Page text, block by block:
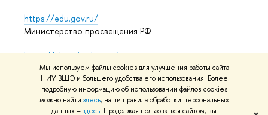
Мы используем файлы cookies для улучшения работы сайта
НИУ ВШЭ и большего удобства его использования. Более
подробную информацию об использовании файлов cookies
можно найти здесь, наши правила обработки персональных
данных –здесь. Продолжая пользоваться сайтом, вы
https://edu.gov.ru/
Министерство просвещения РФ
https://elearning.hse.ru/mooc
Массовые открытые онлайн-курсы
© НИУ ВШЭ 1993–2026 Адреса и контактыУсловия